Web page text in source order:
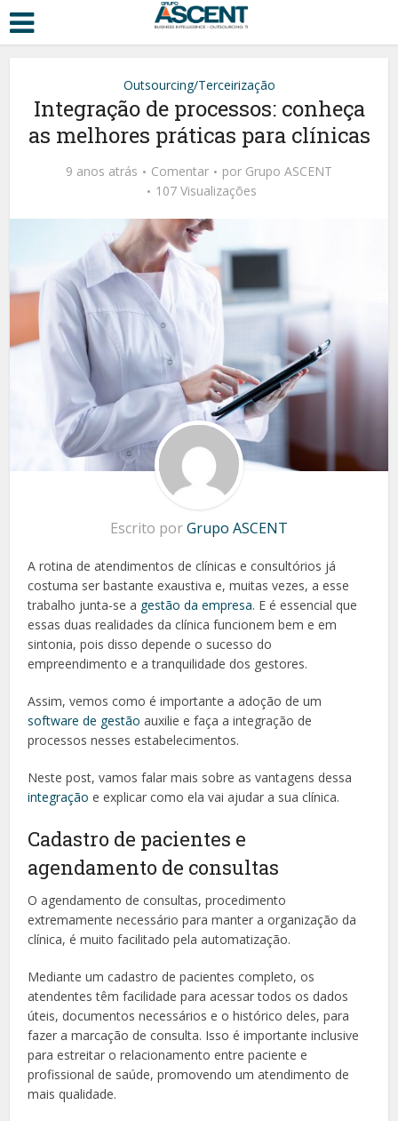
Outsourcing/Terceirização
Integração de processos: conheça
as melhores práticas para clínicas
9 anos atrás Comentar por Grupo ASCENT
107 Visualizações
Escrito porGrupo ASCENT
A rotina de atendimentos de clínicas e consultórios já
costuma ser bastante exaustiva e, muitas vezes, a esse
trabalho junta-se a gestão da empresa. E é essencial que
essas duas realidades da clínica funcionem bem e em
sintonia, pois disso depende o sucesso do
empreendimento e a tranquilidade dos gestores.
Assim, vemos como é importante a adoção de um
software de gestão auxilie e faça a integração de
processos nesses estabelecimentos.
Neste post, vamos falar mais sobre as vantagens dessa
integração e explicar como ela vai ajudar a sua clínica.
Cadastro de pacientes e
agendamento de consultas
O agendamento de consultas, procedimento
extremamente necessário para manter a organização da
clínica, é muito facilitado pela automatização.
Mediante um cadastro de pacientes completo, os
atendentes têm facilidade para acessar todos os dados
úteis, documentos necessários e o histórico deles, para
fazer a marcação de consulta. Isso é importante inclusive
para estreitar o relacionamento entre paciente e
profissional de saúde, promovendo um atendimento de
mais qualidade.